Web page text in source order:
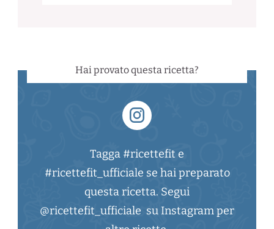
Hai provato questa ricetta?
Tagga #ricettefit e
#ricettefit_ufficiale se hai preparato
questa ricetta. Segui
@ricettefit_ufficiale su Instagram per